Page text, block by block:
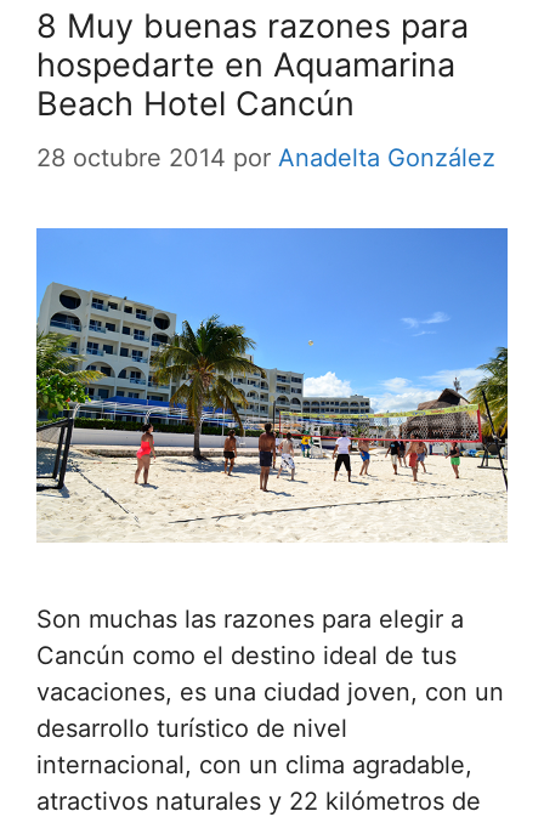
8 Muy buenas razones para
hospedarte en Aquamarina
Beach Hotel Cancún
28 octubre 2014 por Anadelta González
Son muchas las razones para elegir a
Cancún como el destino ideal de tus
vacaciones, es una ciudad joven, con un
desarrollo turístico de nivel
internacional, con un clima agradable,
atractivos naturales y 22 kilómetros de